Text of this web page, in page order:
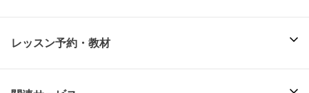
レッスン予約・教材